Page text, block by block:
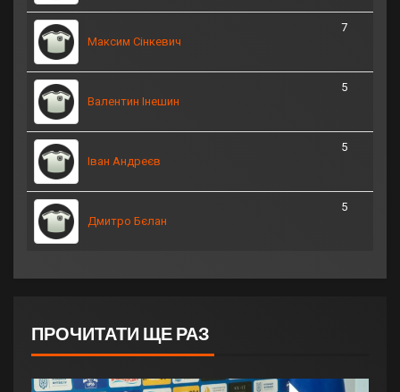
Максим Сінкевич
7
Валентин Інешин
5
Іван Андреєв
5
Дмитро Бєлан
5
ПРОЧИТАТИ ЩЕ РАЗ